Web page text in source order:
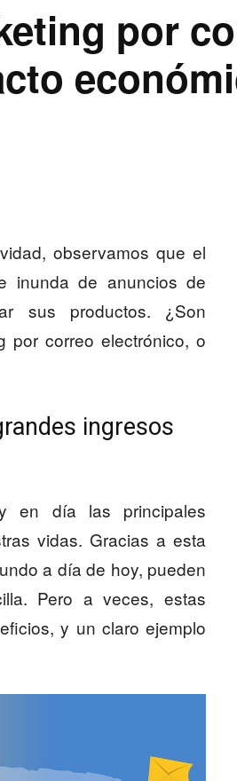
por
observamos que el
inunda de anuncios de
sus productos. ¿Son
por correo electrónico, o
ingresos
en día las principales
vidas. Gracias a esta
a día de hoy, pueden
Pero a veces, estas
y un claro ejemplo